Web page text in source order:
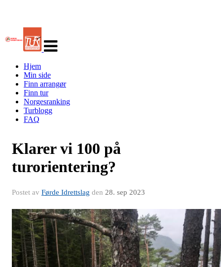
navigasjon
Hjem
Min side
Finn arrangør
Finn tur
Norgesranking
Turblogg
FAQ
Klarer vi 100 på
turorientering?
Postet av Førde Idrettslag den 28. sep 2023